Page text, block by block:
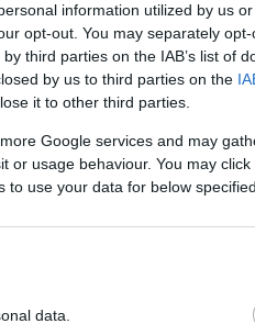
information utilized by us
opt-out. You may separately
third parties on the IAB’s list of
by us to third parties on the
it to other third parties.
Google services and may
or usage behaviour. You may
use your data for below
data.
bíróság
lakcímmel nem
hivatkozott, a
az
összes adat
ellenőrzése
és ez oda
kétséget